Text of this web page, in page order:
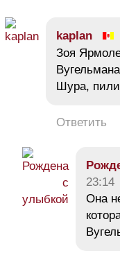
kaplan
Зоя
Шура,
Ответить
23:14
Она